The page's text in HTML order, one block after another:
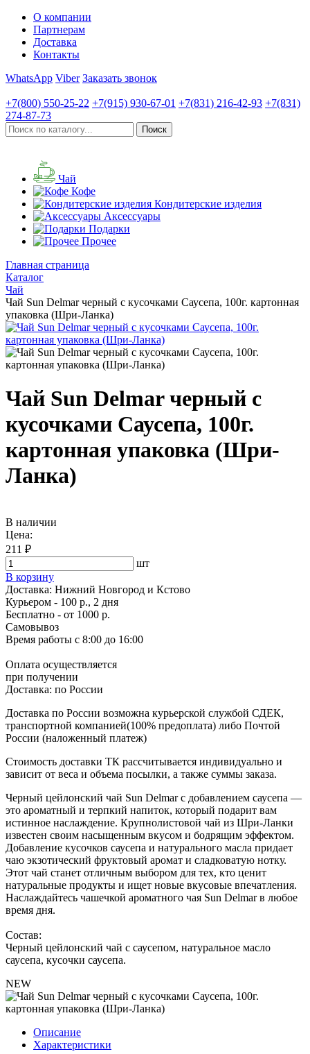
О компании
Партнерам
Доставка
Контакты
WhatsApp Viber Заказать звонок
+7(800) 550-25-22 +7(915) 930-67-01 +7(831) 216-42-93 +7(831)
274-87-73
Чай
Кофе
Кондитерские изделия
Аксессуары
Подарки
Прочее
Главная страница
Каталог
Чай
Чай Sun Delmar черный с кусочками Саусепа, 100г. картонная
упаковка (Шри-Ланка)
Чай Sun Delmar черный с
кусочками Саусепа, 100г.
картонная упаковка (Шри-
Ланка)
В наличии
Цена:
211 ₽
шт
В корзину
Доставка: Нижний Новгород и Кстово
Курьером - 100 р., 2 дня
Бесплатно - от 1000 р.
Самовывоз
Время работы с 8:00 до 16:00
Оплата осуществляется
при получении
Доставка: по России
Доставка по России возможна курьерской службой СДЕК,
транспортной компанией(100% предоплата) либо Почтой
России (наложенный платеж)
Стоимость доставки ТК рассчитывается индивидуально и
зависит от веса и объема посылки, а также суммы заказа.
Черный цейлонский чай Sun Delmar с добавлением саусепа —
это ароматный и терпкий напиток, который подарит вам
истинное наслаждение. Крупнолистовой чай из Шри-Ланки
известен своим насыщенным вкусом и бодрящим эффектом.
Добавление кусочков саусепа и натурального масла придает
чаю экзотический фруктовый аромат и сладковатую нотку.
Этот чай станет отличным выбором для тех, кто ценит
натуральные продукты и ищет новые вкусовые впечатления.
Наслаждайтесь чашечкой ароматного чая Sun Delmar в любое
время дня.
Состав:
Черный цейлонский чай с саусепом, натуральное масло
саусепа, кусочки саусепа.
NEW
Описание
Характеристики